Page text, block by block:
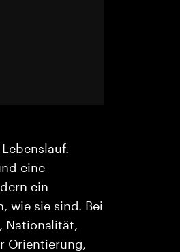
eine
ein
wie sie sind. Bei
Orientierung,